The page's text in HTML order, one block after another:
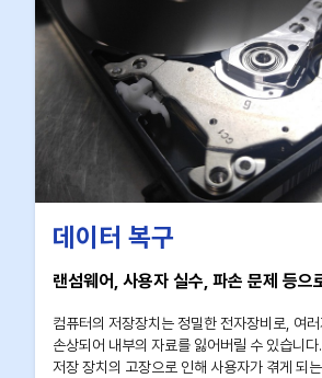
데이터 복구
랜섬웨어, 사용자 실수, 파손 문제 등으
컴퓨터의 저장장치는 정밀한 전자장비로, 여
손상되어 내부의 자료를 잃어버릴 수 있습니다.
저장 장치의 고장으로 인해 사용자가 겪게 되